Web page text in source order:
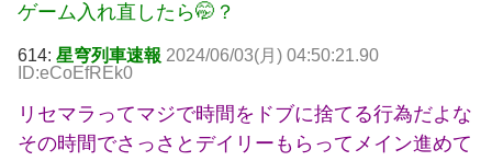
ゲーム入れ直したら🤭？
614: 星穹列車速報 2024/06/03(月) 04:50:21.90
ID:eCoEfREk0
リセマラってマジで時間をドブに捨てる行為だよな
その時間でさっさとデイリーもらってメイン進めて